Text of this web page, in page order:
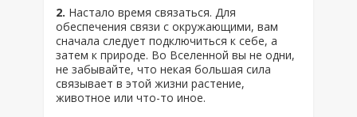
2. Настало время связаться. Для
обеспечения связи с окружающими, вам
сначала следует подключиться к себе, а
затем к природе. Во Вселенной вы не одни,
не забывайте, что некая большая сила
связывает в этой жизни растение,
животное или что-то иное.